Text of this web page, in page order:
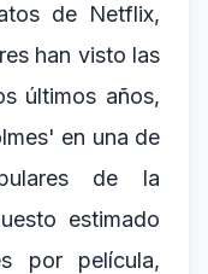
de Netflix,
han visto las
últimos años,
en una de
de la
estimado
por película,